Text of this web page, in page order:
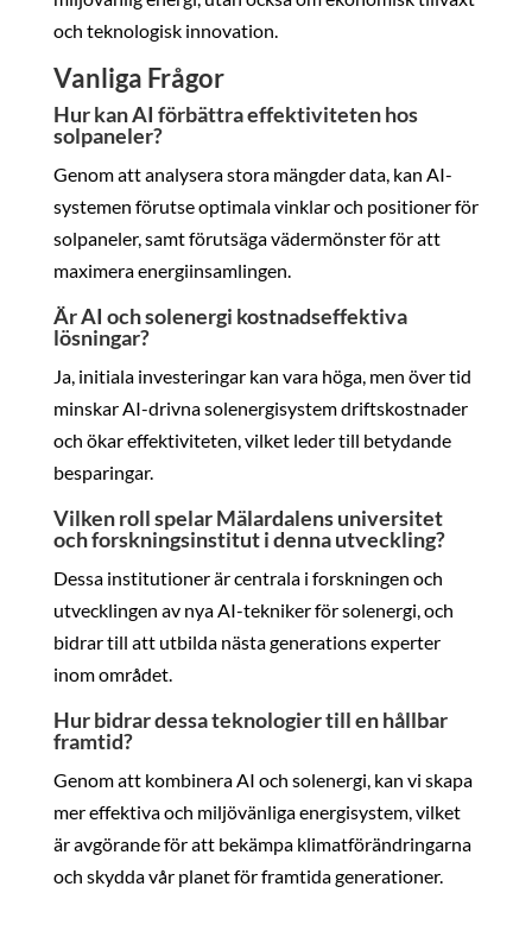
och teknologisk innovation.
Vanliga Frågor
Hur kan AI förbättra effektiviteten hos
solpaneler?
Genom att analysera stora mängder data, kan AI-
systemen förutse optimala vinklar och positioner för
solpaneler, samt förutsäga vädermönster för att
maximera energiinsamlingen.
Är AI och solenergi kostnadseffektiva
lösningar?
Ja, initiala investeringar kan vara höga, men över tid
minskar AI-drivna solenergisystem driftskostnader
och ökar effektiviteten, vilket leder till betydande
besparingar.
Vilken roll spelar Mälardalens universitet
och forskningsinstitut i denna utveckling?
Dessa institutioner är centrala i forskningen och
utvecklingen av nya AI-tekniker för solenergi, och
bidrar till att utbilda nästa generations experter
inom området.
Hur bidrar dessa teknologier till en hållbar
framtid?
Genom att kombinera AI och solenergi, kan vi skapa
mer effektiva och miljövänliga energisystem, vilket
är avgörande för att bekämpa klimatförändringarna
och skydda vår planet för framtida generationer.